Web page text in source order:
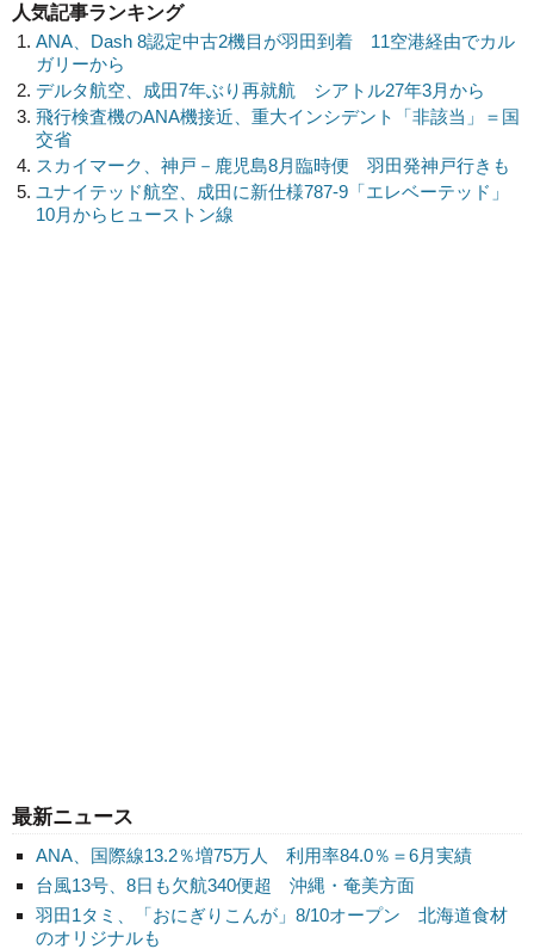
最新ニュース
ANA、国際線13.2％増75万人 利用率84.0％＝6月実績
台風13号、8日も欠航340便超 沖縄・奄美方面
羽田1タミ、「おにぎりこんが」8/10オープン 北海道食材
のオリジナルも
人気記事ランキング
ANA、Dash 8認定中古2機目が羽田到着 11空港経由でカル
ガリーから
デルタ航空、成田7年ぶり再就航 シアトル27年3月から
飛行検査機のANA機接近、重大インシデント「非該当」＝国
交省
スカイマーク、神戸－鹿児島8月臨時便 羽田発神戸行きも
ユナイテッド航空、成田に新仕様787-9「エレベーテッド」
10月からヒューストン線